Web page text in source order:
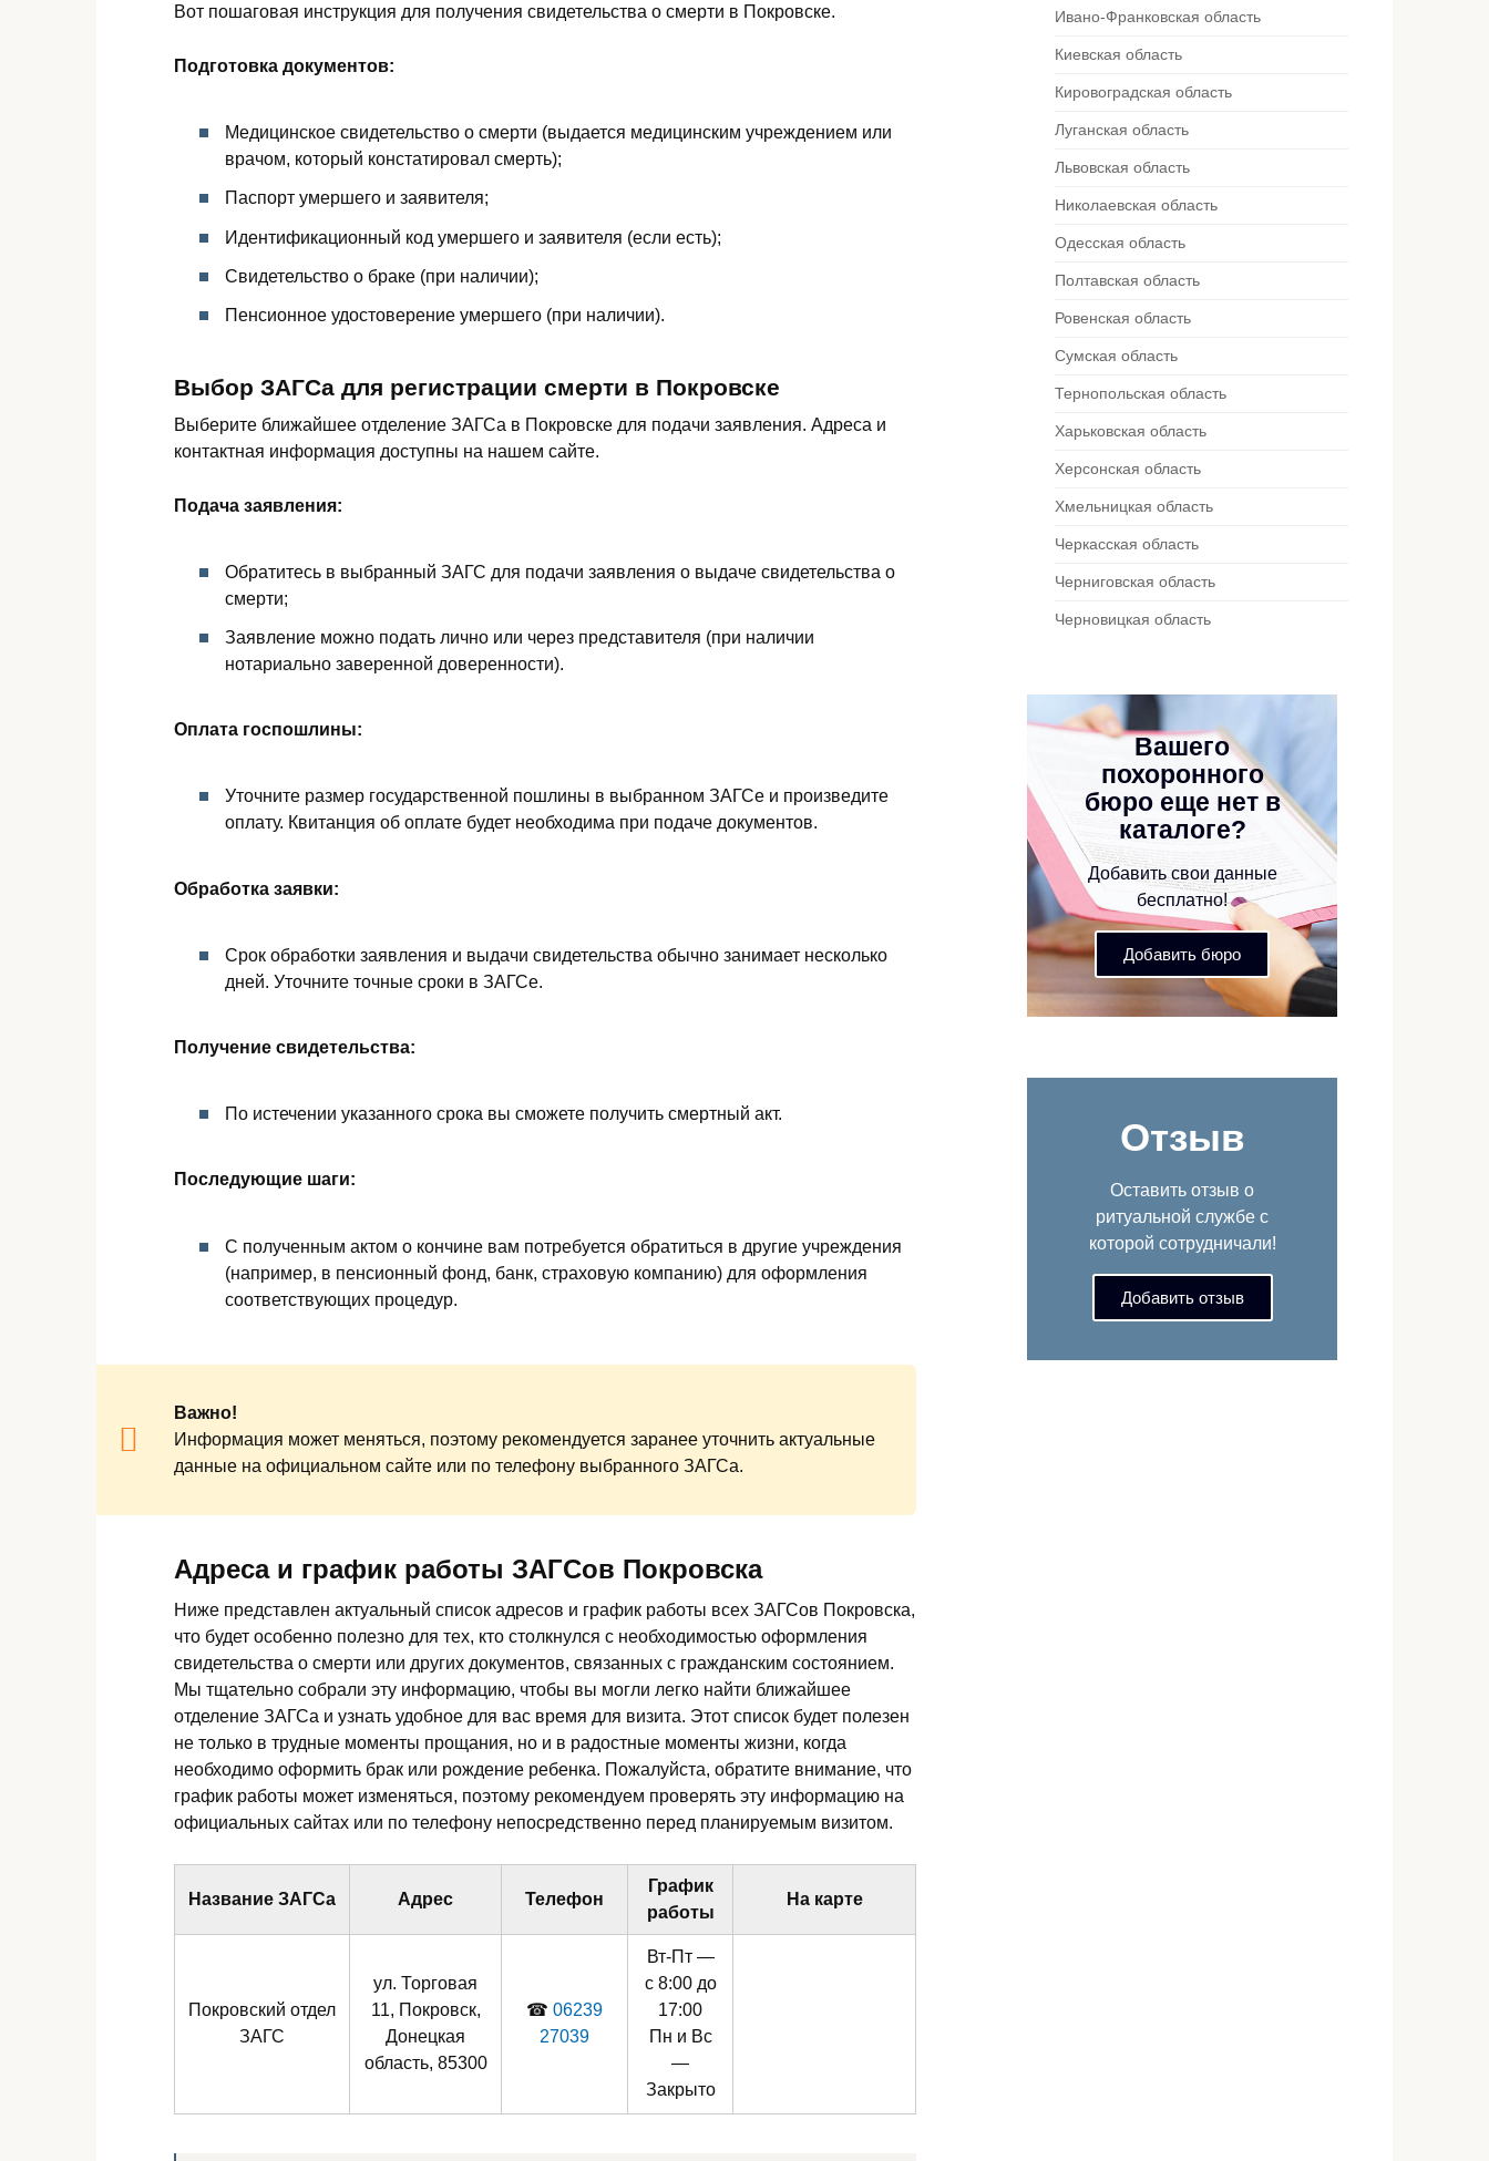
Вот пошаговая инструкция для получения свидетельства о смерти в Покровске.
Подготовка документов:
Медицинское свидетельство о смерти (выдается медицинским учреждением или
врачом, который констатировал смерть);
Паспорт умершего и заявителя;
Идентификационный код умершего и заявителя (если есть);
Свидетельство о браке (при наличии);
Пенсионное удостоверение умершего (при наличии).
Выбор ЗАГСа для регистрации смерти в Покровске
Выберите ближайшее отделение ЗАГСа в Покровске для подачи заявления. Адреса и
контактная информация доступны на нашем сайте.
Подача заявления:
Обратитесь в выбранный ЗАГС для подачи заявления о выдаче свидетельства о
смерти;
Заявление можно подать лично или через представителя (при наличии
нотариально заверенной доверенности).
Оплата госпошлины:
Уточните размер государственной пошлины в выбранном ЗАГСе и произведите
оплату. Квитанция об оплате будет необходима при подаче документов.
Обработка заявки:
Срок обработки заявления и выдачи свидетельства обычно занимает несколько
дней. Уточните точные сроки в ЗАГСе.
Получение свидетельства:
По истечении указанного срока вы сможете получить смертный акт.
Последующие шаги:
С полученным актом о кончине вам потребуется обратиться в другие учреждения
(например, в пенсионный фонд, банк, страховую компанию) для оформления
соответствующих процедур.
Важно!
Информация может меняться, поэтому рекомендуется заранее уточнить актуальные
данные на официальном сайте или по телефону выбранного ЗАГСа.
Адреса и график работы ЗАГСов Покровска
Ниже представлен актуальный список адресов и график работы всех ЗАГСов Покровска,
что будет особенно полезно для тех, кто столкнулся с необходимостью оформления
свидетельства о смерти или других документов, связанных с гражданским состоянием.
Мы тщательно собрали эту информацию, чтобы вы могли легко найти ближайшее
отделение ЗАГСа и узнать удобное для вас время для визита. Этот список будет полезен
не только в трудные моменты прощания, но и в радостные моменты жизни, когда
необходимо оформить брак или рождение ребенка. Пожалуйста, обратите внимание, что
график работы может изменяться, поэтому рекомендуем проверять эту информацию на
официальных сайтах или по телефону непосредственно перед планируемым визитом.
Название ЗАГСа Адрес Телефон
График
работы
На карте
Покровский отдел
ЗАГС
ул. Торговая
11, Покровск,
Донецкая
область, 85300
☎ 06239
27039
Вт-Пт —
с 8:00 до
17:00
Пн и Вс
—
Закрыто
Ивано-Франковская область
Киевская область
Кировоградская область
Луганская область
Львовская область
Николаевская область
Одесская область
Полтавская область
Ровенская область
Сумская область
Тернопольская область
Харьковская область
Херсонская область
Хмельницкая область
Черкасская область
Черниговская область
Черновицкая область
Вашего
похоронного
бюро еще нет в
каталоге?
Добавить свои данные
бесплатно!
Добавить бюро
Отзыв
Оставить отзыв о
ритуальной службе с
которой сотрудничали!
Добавить отзыв